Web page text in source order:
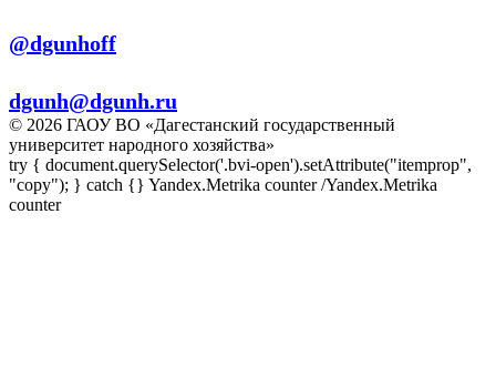
@dgunhoff
dgunh@dgunh.ru
© 2026 ГАОУ ВО «Дагестанский государственный
университет народного хозяйства»
try { document.querySelector('.bvi-open').setAttribute("itemprop",
"copy"); } catch {} Yandex.Metrika counter/Yandex.Metrika
counter